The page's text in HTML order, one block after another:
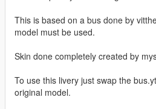
This is based on a bus done by
model must be used.
Skin done completely created by
To use this livery just swap the
original model.